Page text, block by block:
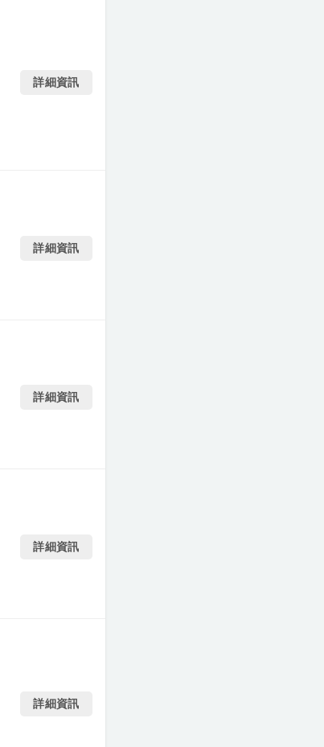
詳細資訊
詳細資訊
詳細資訊
詳細資訊
詳細資訊